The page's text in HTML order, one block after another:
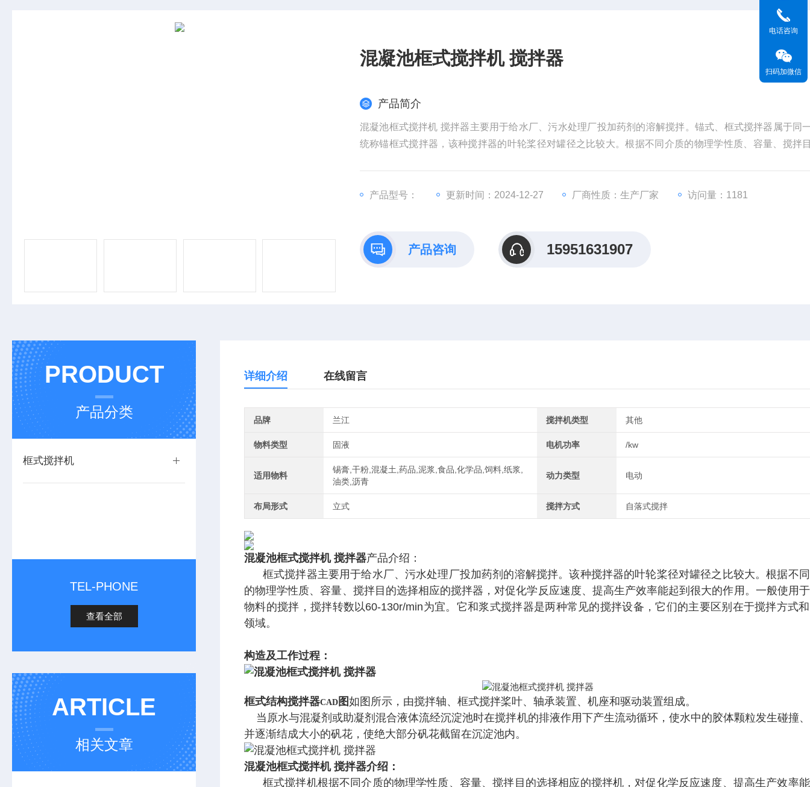
混凝池框式搅拌机 搅拌器
产品简介
混凝池框式搅拌机 搅拌器主要用于给水厂、污水处理厂投加药剂的溶解搅拌。锚式、框式搅拌器属于同
统称锚框式搅拌器，该种搅拌器的叶轮桨径对罐径之比较大。根据不同介质的物理学性质、容量、搅拌
产品型号： 更新时间：2024-12-27 厂商性质：生产厂家 访问量：1181
产品咨询 15951631907
PRODUCT
产品分类
框式搅拌机
TEL-PHONE
查看全部
ARTICLE
相关文章
详细介绍 在线留言
品牌 兰江 搅拌机类型 其他
物料类型 固液 电机功率 /kw
适用物料
锡膏,干粉,混凝土,药品,泥浆,食品,化学品,饲料,纸浆,
油类,沥青
动力类型 电动
布局形式 立式 搅拌方式 自落式搅拌
混凝池框式搅拌机 搅拌器产品介绍：
框式搅拌器主要用于给水厂、污水处理厂投加药剂的溶解搅拌。该种搅拌器的叶轮桨径对罐径之比较大。根据不
的物理学性质、容量、搅拌目的选择相应的搅拌器，对促化学反应速度、提高生产效率能起到很大的作用。一般使用
物料的搅拌，搅拌转数以60-130r/min为宜。它和浆式搅拌器是两种常见的搅拌设备，它们的主要区别在于搅拌方式
领域。
构造及工作过程：
框式结构搅拌器CAD 图如图所示，由搅拌轴、框式搅拌桨叶、轴承装置、机座和驱动装置组成。
当原水与混凝剂或助凝剂混合液体流经沉淀池时在搅拌机的排液作用下产生流动循环，使水中的胶体颗粒发生碰撞
并逐渐结成大小的矾花，使绝大部分矾花截留在沉淀池内。
混凝池框式搅拌机 搅拌器介绍：
框式搅拌机根据不同介质的物理学性质、容量、搅拌目的选择相应的搅拌机，对促化学反应速度、提高生产效率
电话咨询
扫码加微信